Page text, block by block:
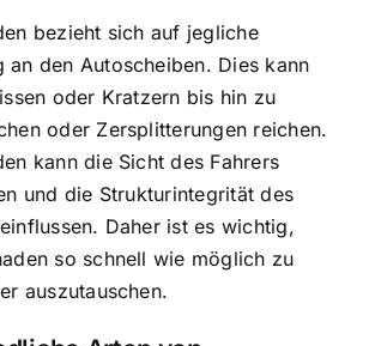
bezieht sich auf jegliche
an den Autoscheiben. Dies kann
oder Kratzern bis hin zu
oder Zersplitterungen reichen.
kann die Sicht des Fahrers
und die Strukturintegrität des
Daher ist es wichtig,
so schnell wie möglich zu
auszutauschen.